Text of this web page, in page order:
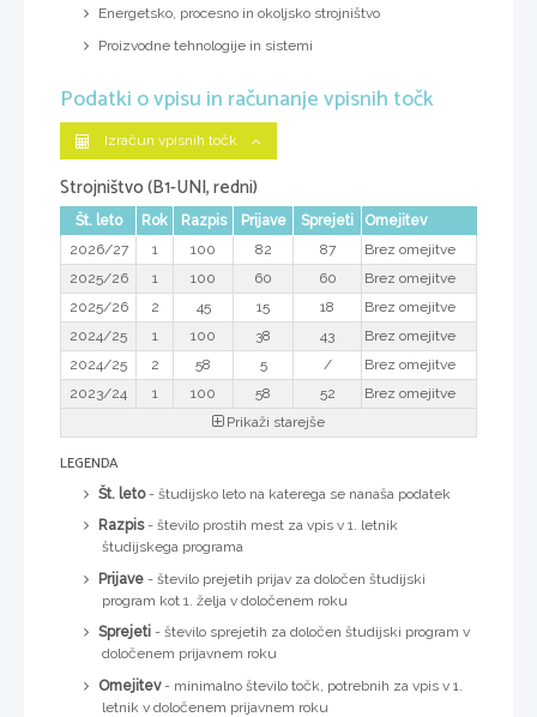
Energetsko, procesno in okoljsko strojništvo
Proizvodne tehnologije in sistemi
Podatki o vpisu in računanje vpisnih točk
Izračun vpisnih točk
Strojništvo (B1-UNI, redni)
Št. leto Rok Razpis Prijave Sprejeti
Omejitev
2026/27
1 100 82 87
Brez omejitve
2025/26
1 100 60 60
Brez omejitve
2025/26
2 45 15 18
Brez omejitve
2024/25
1 100 38 43
Brez omejitve
2024/25
2 58 5 /
Brez omejitve
2023/24
1 100 58 52
Brez omejitve
Prikaži starejše
LEGENDA
Št. leto- študijsko leto na katerega se nanaša podatek
Razpis- število prostih mest za vpis v 1. letnik
študijskega programa
Prijave - število prejetih prijav za določen študijski
program kot 1. želja v določenem roku
Sprejeti - število sprejetih za določen študijski program v
določenem prijavnem roku
Omejitev- minimalno število točk, potrebnih za vpis v 1.
letnik v določenem prijavnem roku